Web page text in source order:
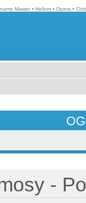
Master • Helium • Opera •
-